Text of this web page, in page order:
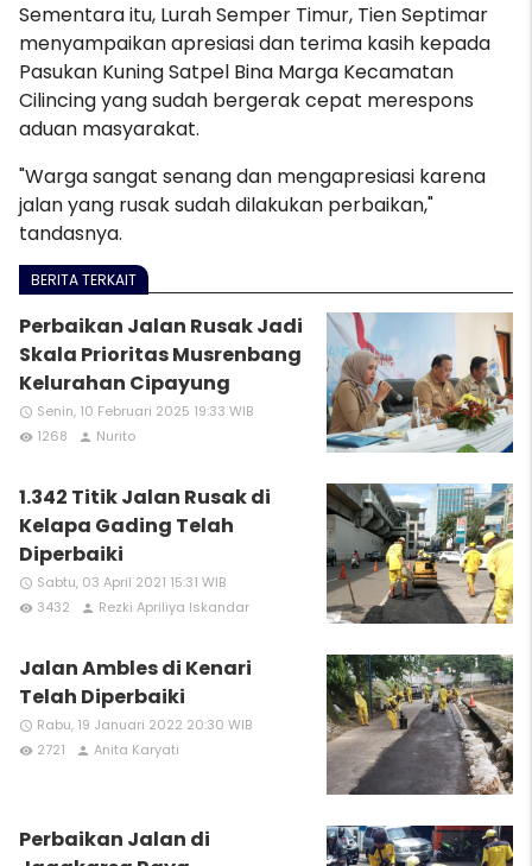
Sementara itu, Lurah Semper Timur, Tien Septimar
menyampaikan apresiasi dan terima kasih kepada
Pasukan Kuning Satpel Bina Marga Kecamatan
Cilincing yang sudah bergerak cepat merespons
aduan masyarakat.
"Warga sangat senang dan mengapresiasi karena
jalan yang rusak sudah dilakukan perbaikan,"
tandasnya.
BERITA TERKAIT
Perbaikan Jalan Rusak Jadi
Skala Prioritas Musrenbang
Kelurahan Cipayung
access_time Senin, 10 Februari 2025 19:33 WIB
remove_red_eye 1268 person Nurito
1.342 Titik Jalan Rusak di
Kelapa Gading Telah
Diperbaiki
access_time Sabtu, 03 April 2021 15:31 WIB
remove_red_eye 3432 person Rezki Apriliya Iskandar
Jalan Ambles di Kenari
Telah Diperbaiki
access_time Rabu, 19 Januari 2022 20:30 WIB
remove_red_eye 2721 person Anita Karyati
Perbaikan Jalan di